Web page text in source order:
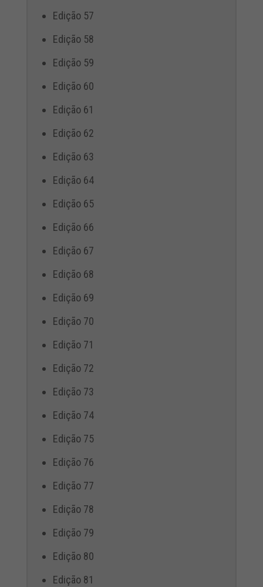
Edição 57
Edição 58
Edição 59
Edição 60
Edição 61
Edição 62
Edição 63
Edição 64
Edição 65
Edição 66
Edição 67
Edição 68
Edição 69
Edição 70
Edição 71
Edição 72
Edição 73
Edição 74
Edição 75
Edição 76
Edição 77
Edição 78
Edição 79
Edição 80
Edição 81